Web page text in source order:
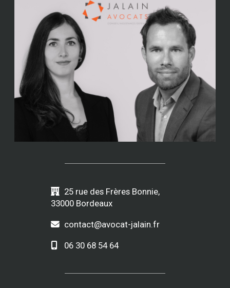
25 rue des Frères Bonnie,
33000 Bordeaux
contact@avocat-jalain.fr
06 30 68 54 64